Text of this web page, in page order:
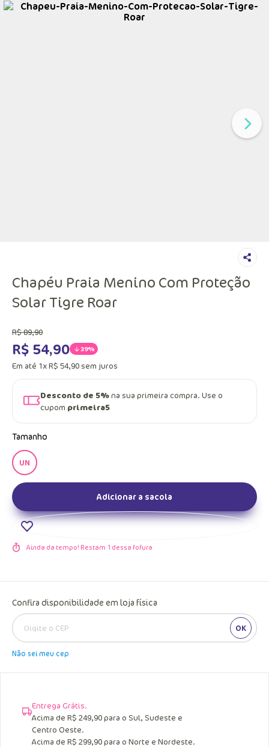
Chapéu Praia Menino Com Proteção
Solar Tigre Roar
R$89,90
R$ 54,90 39%
Em até 1xR$ 54,90 sem juros
Desconto de 5%na sua primeira compra. Use o
cupom primeira5
Tamanho
UN
Adicionar a sacola
Ainda da tempo! Restam 1 dessa fofura
Confira disponibilidade em loja física
OK
Não sei meu cep
Entrega Grátis.
Acima de R$ 249,90 para o Sul, Sudeste e
Centro Oeste.
Acima de R$ 299,90 para o Norte e Nordeste.